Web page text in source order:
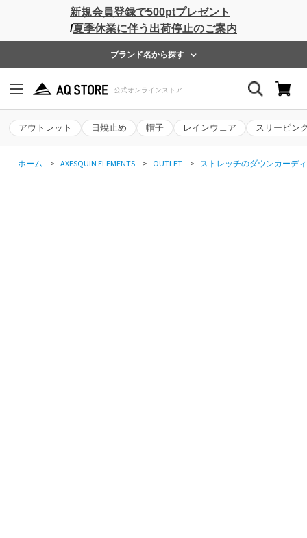
新規会員登録で500ptプレゼント
/夏季休業に伴う出荷停止のご案内
ブランド名から探す
アウトレット 日焼止め 帽子 レインウェア スリーピン
ホーム > AXESQUIN ELEMENTS > OUTLET > ストレッチのダウンカーデ